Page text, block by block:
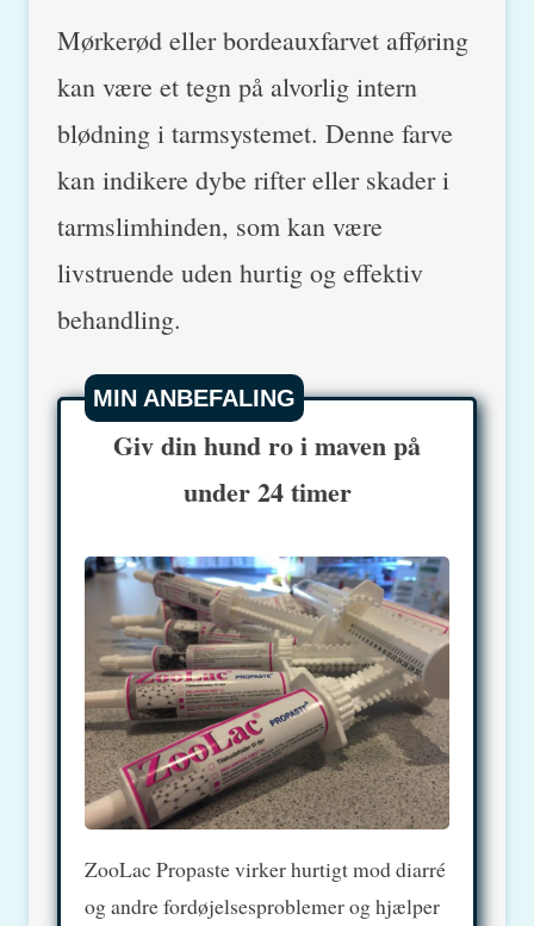
Mørkerød eller bordeauxfarvet afføring
kan være et tegn på alvorlig intern
blødning i tarmsystemet. Denne farve
kan indikere dybe rifter eller skader i
tarmslimhinden, som kan være
livstruende uden hurtig og effektiv
behandling.
MIN ANBEFALING
Giv din hund ro i maven på
under 24 timer
ZooLac Propaste virker hurtigt mod diarré
og andre fordøjelsesproblemer og hjælper